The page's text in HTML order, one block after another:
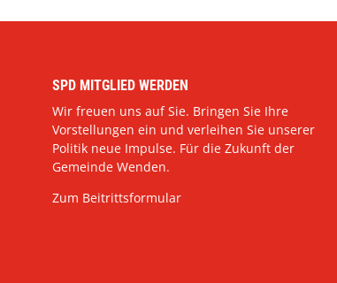
SPD MITGLIED WERDEN
Wir freuen uns auf Sie. Bringen Sie Ihre
Vorstellungen ein und verleihen Sie unserer
Politik neue Impulse. Für die Zukunft der
Gemeinde Wenden.
Zum Beitrittsformular